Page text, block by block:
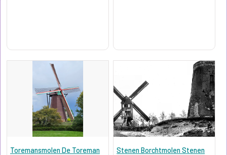
Toremansmolen De Toreman
Stenen Borchtmolen Stenen